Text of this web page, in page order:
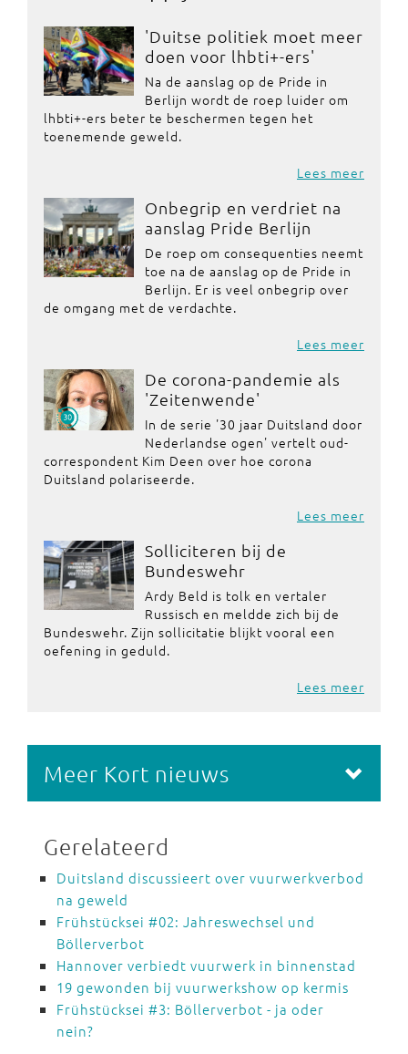
'Duitse politiek moet meer
doen voor lhbti+-ers'
Na de aanslag op de Pride in
Berlijn wordt de roep luider om
lhbti+-ers beter te beschermen tegen het
toenemende geweld.
Lees meer
Onbegrip en verdriet na
aanslag Pride Berlijn
De roep om consequenties neemt
toe na de aanslag op de Pride in
Berlijn. Er is veel onbegrip over
de omgang met de verdachte.
Lees meer
De corona-pandemie als
'Zeitenwende'
In de serie '30 jaar Duitsland door
Nederlandse ogen' vertelt oud-
correspondent Kim Deen over hoe corona
Duitsland polariseerde.
Lees meer
Solliciteren bij de
Bundeswehr
Ardy Beld is tolk en vertaler
Russisch en meldde zich bij de
Bundeswehr. Zijn sollicitatie blijkt vooral een
oefening in geduld.
Lees meer
Meer Kort nieuws
Gerelateerd
Duitsland discussieert over vuurwerkverbod
na geweld
Frühstücksei #02: Jahreswechsel und
Böllerverbot
Hannover verbiedt vuurwerk in binnenstad
19 gewonden bij vuurwerkshow op kermis
Frühstücksei #3: Böllerverbot - ja oder
nein?